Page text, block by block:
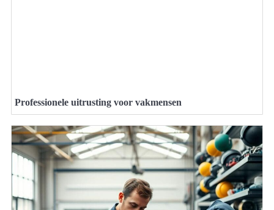
Professionele uitrusting voor vakmensen